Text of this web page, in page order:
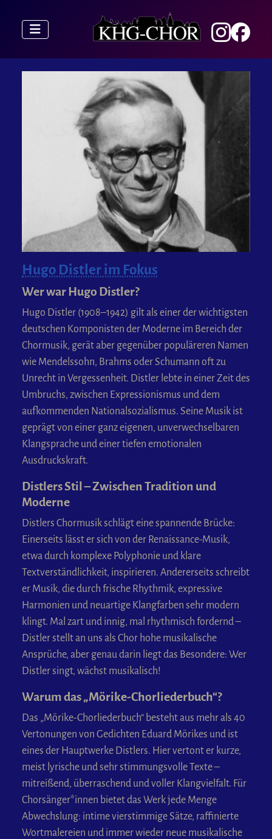
Hugo Distler im Fokus
Wer war Hugo Distler?
Hugo Distler (1908–1942) gilt als einer der wichtigsten
deutschen Komponisten der Moderne im Bereich der
Chormusik, gerät aber gegenüber populäreren Namen
wie Mendelssohn, Brahms oder Schumann oft zu
Unrecht in Vergessenheit. Distler lebte in einer Zeit des
Umbruchs, zwischen Expressionismus und dem
aufkommenden Nationalsozialismus. Seine Musik ist
geprägt von einer ganz eigenen, unverwechselbaren
Klangsprache und einer tiefen emotionalen
Ausdruckskraft.
Distlers Stil – Zwischen Tradition und
Moderne
Distlers Chormusik schlägt eine spannende Brücke:
Einerseits lässt er sich von der Renaissance-Musik,
etwa durch komplexe Polyphonie und klare
Textverständlichkeit, inspirieren. Andererseits schreibt
er Musik, die durch frische Rhythmik, expressive
Harmonien und neuartige Klangfarben sehr modern
klingt. Mal zart und innig, mal rhythmisch fordernd –
Distler stellt an uns als Chor hohe musikalische
Ansprüche, aber genau darin liegt das Besondere: Wer
Distler singt, wächst musikalisch!
Warum das „Mörike-Chorliederbuch“?
Das „Mörike-Chorliederbuch“ besteht aus mehr als 40
Vertonungen von Gedichten Eduard Mörikes und ist
eines der Hauptwerke Distlers. Hier vertont er kurze,
meist lyrische und sehr stimmungsvolle Texte –
mitreißend, überraschend und voller Klangvielfalt. Für
Chorsänger*innen bietet das Werk jede Menge
Abwechslung: intime vierstimmige Sätze, raffinierte
Wortmalereien und immer wieder neue musikalische